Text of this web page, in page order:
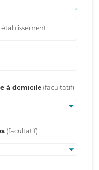
à domicile